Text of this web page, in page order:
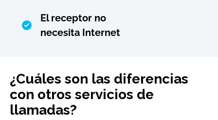
El receptor no
necesita Internet
¿Cuáles son las diferencias
con otros servicios de
llamadas?